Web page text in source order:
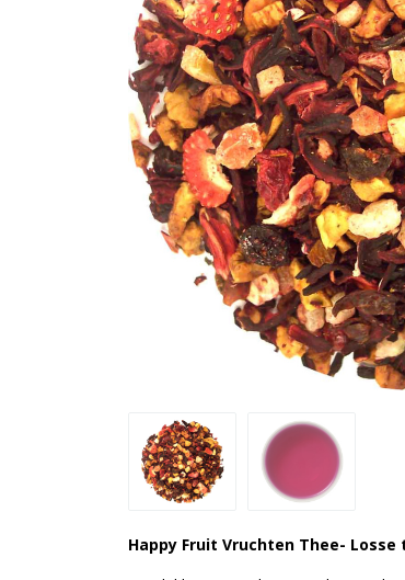
Happy Fruit Vruchten Thee- Losse